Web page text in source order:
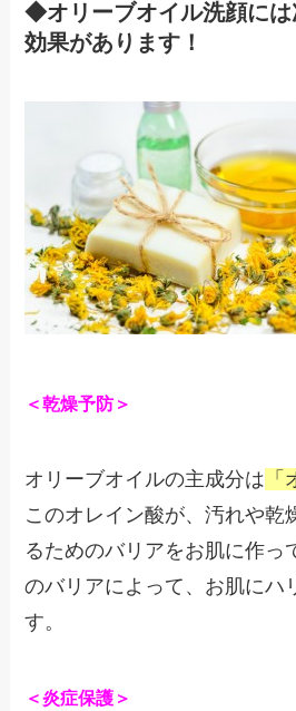
◆オリーブオイル洗顔に
効果があります！
＜乾燥予防＞
オリーブオイルの主成分は
このオレイン酸が、汚れや乾
るためのバリアをお肌に作っ
のバリアによって、お肌にハ
す。
＜炎症保護＞